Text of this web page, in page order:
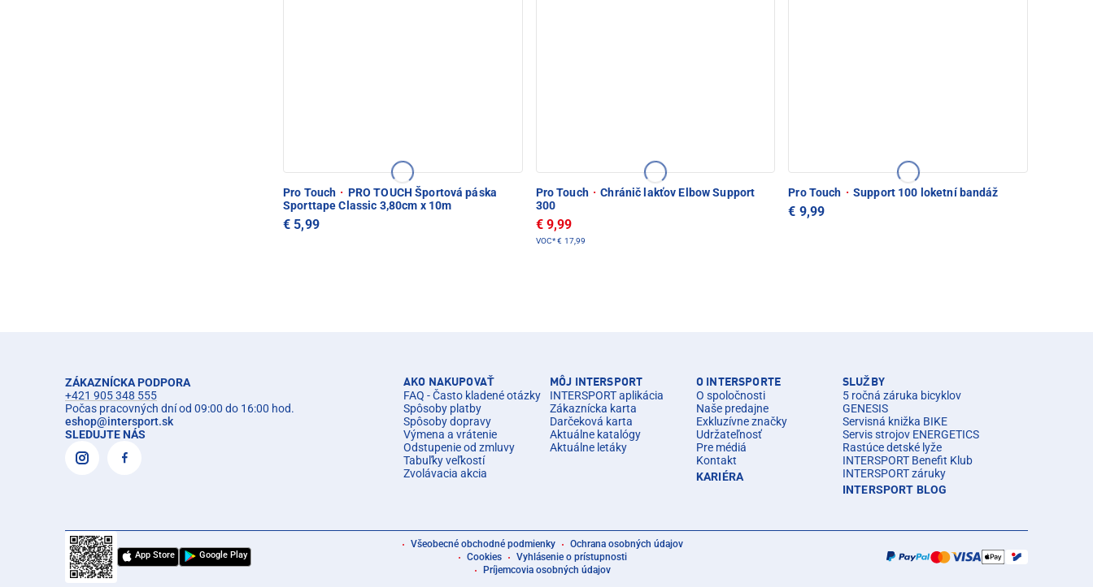
Pro Touch · PRO TOUCH Športová páska
Sporttape Classic 3,80cm x 10m
€ 5,99
Pro Touch · Chránič lakťov Elbow Support
300
€ 9,99
VOC*€ 17,99
Pro Touch · Support 100 loketní bandáž
€ 9,99
ZÁKAZNÍCKA PODPORA
+421 905 348 555
Počas pracovných dní od 09:00 do 16:00 hod.
eshop@intersport.sk
SLEDUJTE NÁS
AKO NAKUPOVAŤ
FAQ - Často kladené otázky
Spôsoby platby
Spôsoby dopravy
Výmena a vrátenie
Odstupenie od zmluvy
Tabuľky veľkostí
Zvolávacia akcia
MÔJ INTERSPORT
INTERSPORT aplikácia
Zákaznícka karta
Darčeková karta
Aktuálne katalógy
Aktuálne letáky
O INTERSPORTE
O spoločnosti
Naše predajne
Exkluzívne značky
Udržateľnosť
Pre médiá
Kontakt
KARIÉRA
SLUŽBY
5 ročná záruka bicyklov
GENESIS
Servisná knižka BIKE
Servis strojov ENERGETICS
Rastúce detské lyže
INTERSPORT Benefit Klub
INTERSPORT záruky
INTERSPORT BLOG
App Store Google Play
Všeobecné obchodné podmienky
Ochrana osobných údajov
Cookies
Vyhlásenie o prístupnosti
Príjemcovia osobných údajov